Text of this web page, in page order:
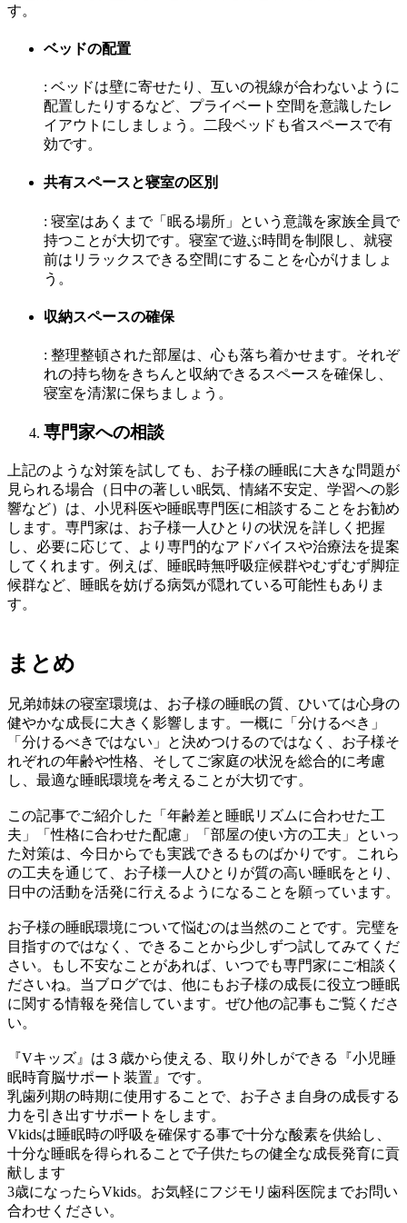
す。
ベッドの配置
: ベッドは壁に寄せたり、互いの視線が合わないように
配置したりするなど、プライベート空間を意識したレ
イアウトにしましょう。二段ベッドも省スペースで有
効です。
共有スペースと寝室の区別
: 寝室はあくまで「眠る場所」という意識を家族全員で
持つことが大切です。寝室で遊ぶ時間を制限し、就寝
前はリラックスできる空間にすることを心がけましょ
う。
収納スペースの確保
: 整理整頓された部屋は、心も落ち着かせます。それぞ
れの持ち物をきちんと収納できるスペースを確保し、
寝室を清潔に保ちましょう。
専門家への相談
上記のような対策を試しても、お子様の睡眠に大きな問題が
見られる場合（日中の著しい眠気、情緒不安定、学習への影
響など）は、小児科医や睡眠専門医に相談することをお勧め
します。専門家は、お子様一人ひとりの状況を詳しく把握
し、必要に応じて、より専門的なアドバイスや治療法を提案
してくれます。例えば、睡眠時無呼吸症候群やむずむず脚症
候群など、睡眠を妨げる病気が隠れている可能性もありま
す。
まとめ
兄弟姉妹の寝室環境は、お子様の睡眠の質、ひいては心身の
健やかな成長に大きく影響します。一概に「分けるべき」
「分けるべきではない」と決めつけるのではなく、お子様そ
れぞれの年齢や性格、そしてご家庭の状況を総合的に考慮
し、最適な睡眠環境を考えることが大切です。
この記事でご紹介した「年齢差と睡眠リズムに合わせた工
夫」「性格に合わせた配慮」「部屋の使い方の工夫」といっ
た対策は、今日からでも実践できるものばかりです。これら
の工夫を通じて、お子様一人ひとりが質の高い睡眠をとり、
日中の活動を活発に行えるようになることを願っています。
お子様の睡眠環境について悩むのは当然のことです。完璧を
目指すのではなく、できることから少しずつ試してみてくだ
さい。もし不安なことがあれば、いつでも専門家にご相談く
ださいね。当ブログでは、他にもお子様の成長に役立つ睡眠
に関する情報を発信しています。ぜひ他の記事もご覧くださ
い。
『Vキッズ』は３歳から使える、取り外しができる『小児睡
眠時育脳サポート装置』です。
乳歯列期の時期に使用することで、お子さま自身の成長する
力を引き出すサポートをします。
Vkidsは睡眠時の呼吸を確保する事で十分な酸素を供給し、
十分な睡眠を得られることで子供たちの健全な成長発育に貢
献します
3歳になったらVkids。お気軽にフジモリ歯科医院までお問い
合わせください。